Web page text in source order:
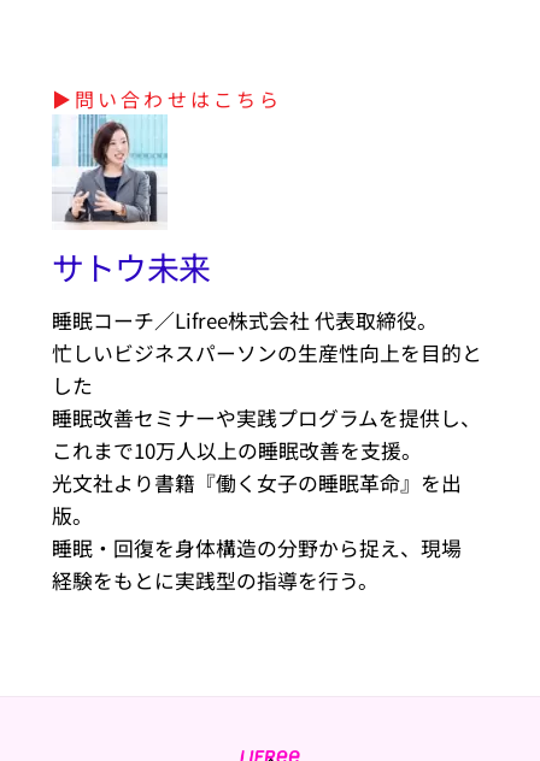
▶︎問い合わせはこちら
サトウ未来
睡眠コーチ／Lifree株式会社 代表取締役。
忙しいビジネスパーソンの生産性向上を目的と
した
睡眠改善セミナーや実践プログラムを提供し、
これまで10万人以上の睡眠改善を支援。
光文社より書籍『働く女子の睡眠革命』を出
版。
睡眠・回復を身体構造の分野から捉え、現場
経験をもとに実践型の指導を行う。